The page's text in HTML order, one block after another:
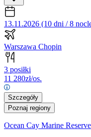
13.11.2026 (10 dni / 8
Warszawa Chopin
3 posiłki
11 280zł/os.
Szczegóły
Poznaj regiony
Ocean Cay Marine Reserve